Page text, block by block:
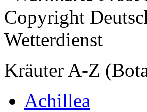
Kräuter A-Z
Achillea